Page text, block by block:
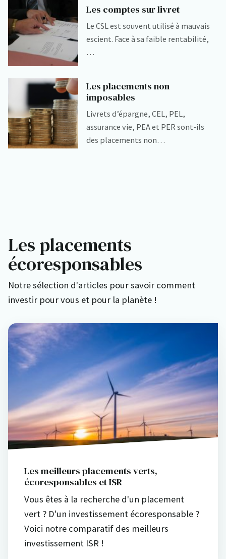
Les comptes sur livret
Le CSL est souvent utilisé à mauvais
escient. Face à sa faible rentabilité,
…
Les placements non
imposables
Livrets d’épargne, CEL, PEL,
assurance vie, PEA et PER sont-ils
des placements non…
Les placements
écoresponsables
Notre sélection d'articles pour savoir comment
investir pour vous et pour la planète !
Les meilleurs placements verts,
écoresponsables et ISR
Vous êtes à la recherche d'un placement
vert ? D'un investissement écoresponsable ?
Voici notre comparatif des meilleurs
investissement ISR !